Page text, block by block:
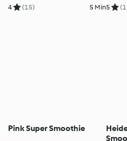
4 (15) 5 Min5
Pink Super Smoothie